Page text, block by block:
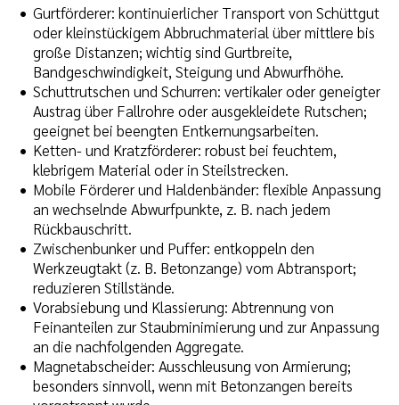
Gurtförderer: kontinuierlicher Transport von Schüttgut
oder kleinstückigem Abbruchmaterial über mittlere bis
große Distanzen; wichtig sind Gurtbreite,
Bandgeschwindigkeit, Steigung und Abwurfhöhe.
Schuttrutschen und Schurren: vertikaler oder geneigter
Austrag über Fallrohre oder ausgekleidete Rutschen;
geeignet bei beengten Entkernungsarbeiten.
Ketten- und Kratzförderer: robust bei feuchtem,
klebrigem Material oder in Steilstrecken.
Mobile Förderer und Haldenbänder: flexible Anpassung
an wechselnde Abwurfpunkte, z. B. nach jedem
Rückbauschritt.
Zwischenbunker und Puffer: entkoppeln den
Werkzeugtakt (z. B. Betonzange) vom Abtransport;
reduzieren Stillstände.
Vorabsiebung und Klassierung: Abtrennung von
Feinanteilen zur Staubminimierung und zur Anpassung
an die nachfolgenden Aggregate.
Magnetabscheider: Ausschleusung von Armierung;
besonders sinnvoll, wenn mit Betonzangen bereits